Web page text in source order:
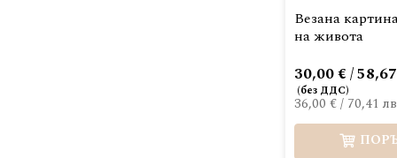
Везана
на живота
36,00 €/ 70,41
30,00 € /